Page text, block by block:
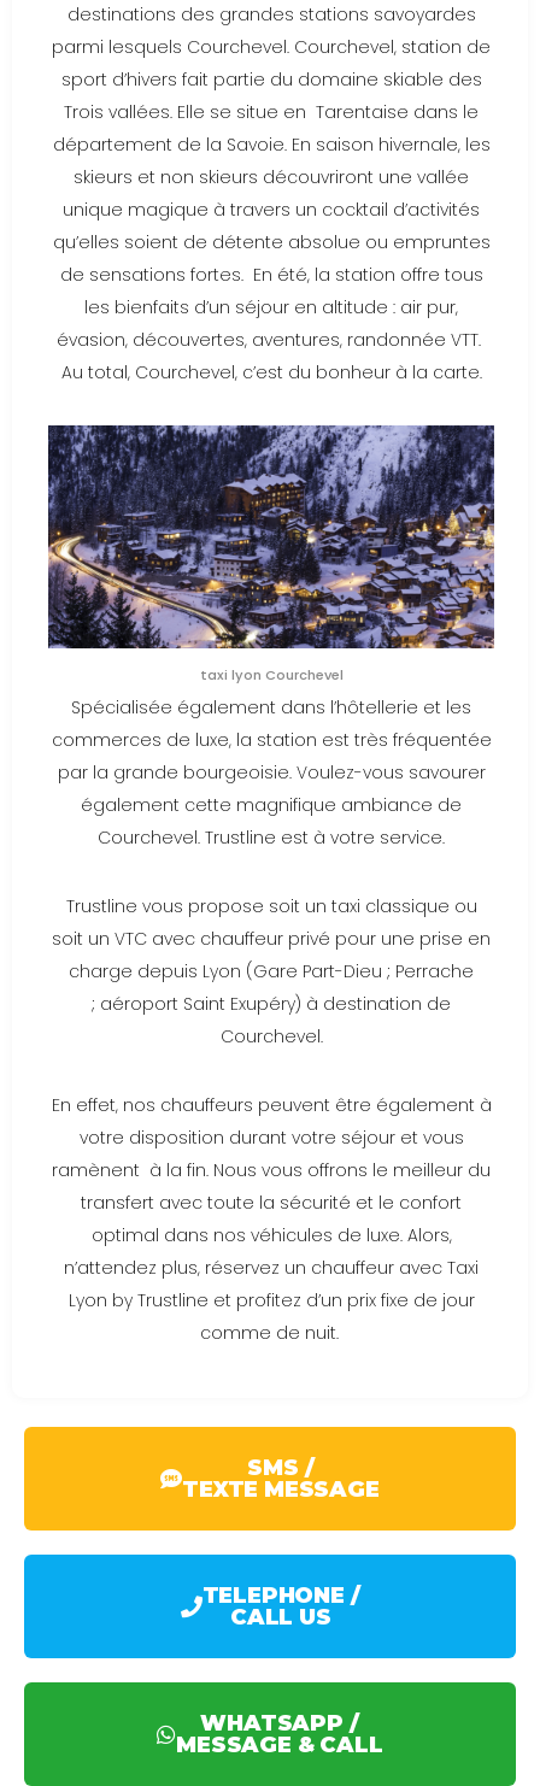
destinations des grandes stations savoyardes
parmi lesquels Courchevel. Courchevel, station de
sport d’hivers fait partie du domaine skiable des
Trois vallées. Elle se situe en Tarentaise dans le
département de la Savoie. En saison hivernale, les
skieurs et non skieurs découvriront une vallée
unique magique à travers un cocktail d’activités
qu’elles soient de détente absolue ou empruntes
de sensations fortes. En été, la station offre tous
les bienfaits d’un séjour en altitude : air pur,
évasion, découvertes, aventures, randonnée VTT.
Au total, Courchevel, c’est du bonheur à la carte.
taxi lyon Courchevel
Spécialisée également dans l’hôtellerie et les
commerces de luxe, la station est très fréquentée
par la grande bourgeoisie. Voulez-vous savourer
également cette magnifique ambiance de
Courchevel. Trustline est à votre service.
Trustline vous propose soit un taxi classique ou
soit un VTC avec chauffeur privé pour une prise en
charge depuis Lyon (Gare Part-Dieu ; Perrache
; aéroport Saint Exupéry) à destination de
Courchevel.
En effet, nos chauffeurs peuvent être également à
votre disposition durant votre séjour et vous
ramènent à la fin. Nous vous offrons le meilleur du
transfert avec toute la sécurité et le confort
optimal dans nos véhicules de luxe. Alors,
n’attendez plus, réservez un chauffeur avec Taxi
Lyon by Trustline et profitez d’un prix fixe de jour
comme de nuit.
SMS /
TEXTE MESSAGE
TELEPHONE /
CALL US
WHATSAPP /
MESSAGE & CALL